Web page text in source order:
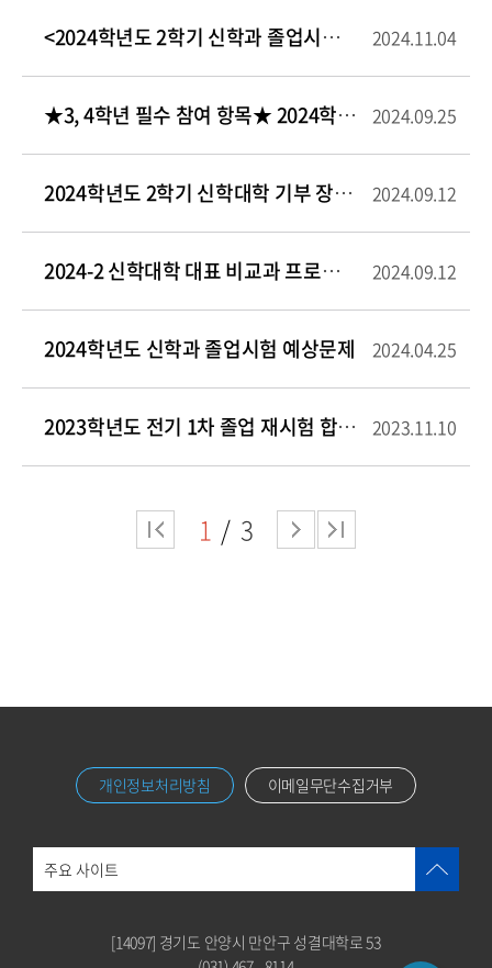
<2024학년도 2학기 신학과 졸업시험 안내> 2024.11.04
★3, 4학년 필수 참여 항목★ 2024학년도 <성결 CDP프로그램> 안내 2024.09.25
2024학년도 2학기 신학대학 기부 장학금 신청 안내 2024.09.12
2024-2 신학대학 대표 비교과 프로그램 <성품훈련> 안내 2024.09.12
2024학년도 신학과 졸업시험 예상문제 2024.04.25
2023학년도 전기 1차 졸업 재시험 합격자 2023.11.10
1 3
개인정보처리방침 이메일무단수집거부
주요 사이트
[14097] 경기도 안양시 만안구 성결대학로 53